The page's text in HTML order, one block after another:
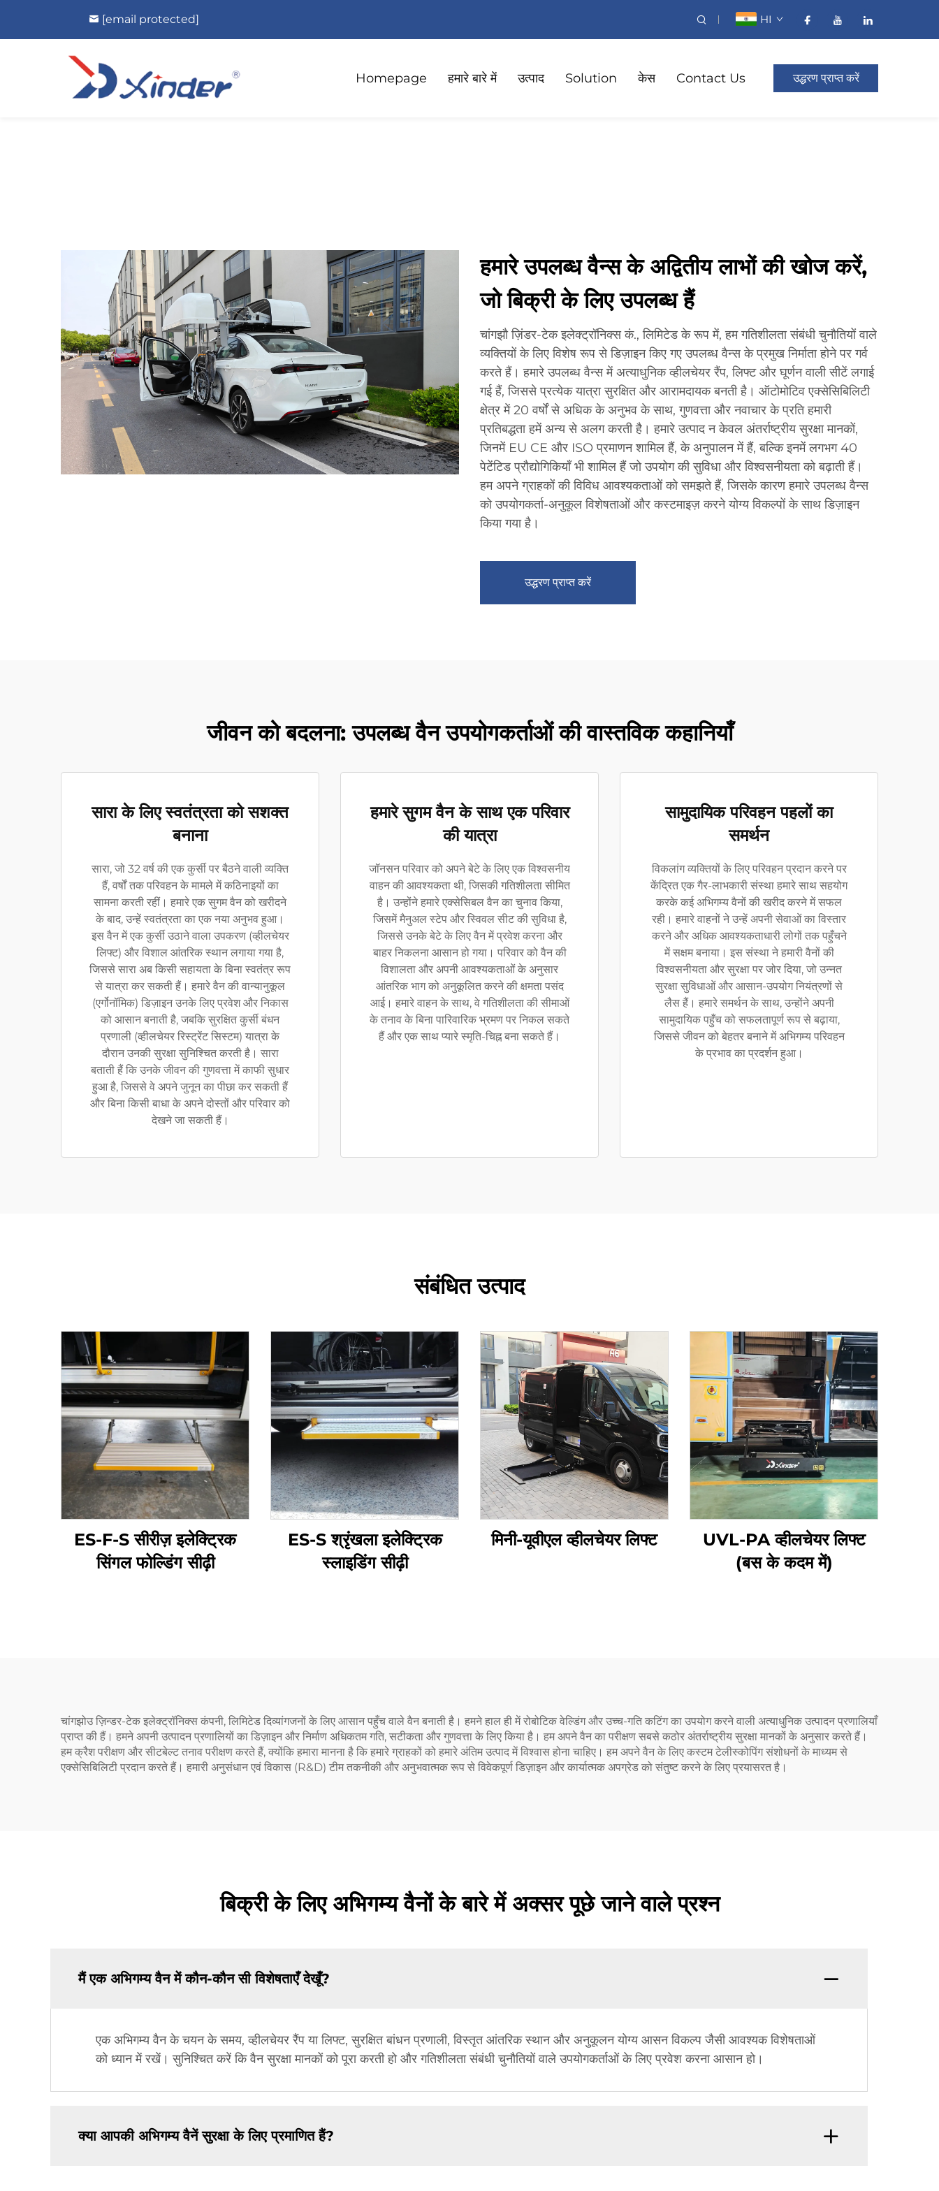
[email protected] HI
Homepage हमारे बारे में उत्पाद Solution केस Contact Us उद्धरण प्राप्त करें
हमारे उपलब्ध वैन्स के अद्वितीय लाभों की खोज करें,
जो बिक्री के लिए उपलब्ध हैं
चांगझौ ज़िंडर-टेक इलेक्ट्रॉनिक्स कं., लिमिटेड के रूप में, हम गतिशीलता संबंधी चुनौतियों वाले
व्यक्तियों के लिए विशेष रूप से डिज़ाइन किए गए उपलब्ध वैन्स के प्रमुख निर्माता होने पर गर्व
करते हैं। हमारे उपलब्ध वैन्स में अत्याधुनिक व्हीलचेयर रैंप, लिफ्ट और घूर्णन वाली सीटें लगाई
गई हैं, जिससे प्रत्येक यात्रा सुरक्षित और आरामदायक बनती है। ऑटोमोटिव एक्सेसिबिलिटी
क्षेत्र में 20 वर्षों से अधिक के अनुभव के साथ, गुणवत्ता और नवाचार के प्रति हमारी
प्रतिबद्धता हमें अन्य से अलग करती है। हमारे उत्पाद न केवल अंतर्राष्ट्रीय सुरक्षा मानकों,
जिनमें EU CE और ISO प्रमाणन शामिल हैं, के अनुपालन में हैं, बल्कि इनमें लगभग 40
पेटेंटिड प्रौद्योगिकियाँ भी शामिल हैं जो उपयोग की सुविधा और विश्वसनीयता को बढ़ाती हैं।
हम अपने ग्राहकों की विविध आवश्यकताओं को समझते हैं, जिसके कारण हमारे उपलब्ध वैन्स
को उपयोगकर्ता-अनुकूल विशेषताओं और कस्टमाइज़ करने योग्य विकल्पों के साथ डिज़ाइन
किया गया है।
उद्धरण प्राप्त करें
जीवन को बदलना: उपलब्ध वैन उपयोगकर्ताओं की वास्तविक कहानियाँ
सारा के लिए स्वतंत्रता को सशक्त
बनाना
सारा, जो 32 वर्ष की एक कुर्सी पर बैठने वाली व्यक्ति
हैं, वर्षों तक परिवहन के मामले में कठिनाइयों का
सामना करती रहीं। हमारे एक सुगम वैन को खरीदने
के बाद, उन्हें स्वतंत्रता का एक नया अनुभव हुआ।
इस वैन में एक कुर्सी उठाने वाला उपकरण (व्हीलचेयर
लिफ्ट) और विशाल आंतरिक स्थान लगाया गया है,
जिससे सारा अब किसी सहायता के बिना स्वतंत्र रूप
से यात्रा कर सकती हैं। हमारे वैन की वान्यानुकूल
(एर्गोनॉमिक) डिज़ाइन उनके लिए प्रवेश और निकास
को आसान बनाती है, जबकि सुरक्षित कुर्सी बंधन
प्रणाली (व्हीलचेयर रिस्ट्रेंट सिस्टम) यात्रा के
दौरान उनकी सुरक्षा सुनिश्चित करती है। सारा
बताती हैं कि उनके जीवन की गुणवत्ता में काफी सुधार
हुआ है, जिससे वे अपने जुनून का पीछा कर सकती हैं
और बिना किसी बाधा के अपने दोस्तों और परिवार को
देखने जा सकती हैं।
हमारे सुगम वैन के साथ एक परिवार
की यात्रा
जॉनसन परिवार को अपने बेटे के लिए एक विश्वसनीय
वाहन की आवश्यकता थी, जिसकी गतिशीलता सीमित
है। उन्होंने हमारे एक्सेसिबल वैन का चुनाव किया,
जिसमें मैनुअल स्टेप और स्विवल सीट की सुविधा है,
जिससे उनके बेटे के लिए वैन में प्रवेश करना और
बाहर निकलना आसान हो गया। परिवार को वैन की
विशालता और अपनी आवश्यकताओं के अनुसार
आंतरिक भाग को अनुकूलित करने की क्षमता पसंद
आई। हमारे वाहन के साथ, वे गतिशीलता की सीमाओं
के तनाव के बिना पारिवारिक भ्रमण पर निकल सकते
हैं और एक साथ प्यारे स्मृति-चिह्न बना सकते हैं।
सामुदायिक परिवहन पहलों का
समर्थन
विकलांग व्यक्तियों के लिए परिवहन प्रदान करने पर
केंद्रित एक गैर-लाभकारी संस्था हमारे साथ सहयोग
करके कई अभिगम्य वैनों की खरीद करने में सफल
रही। हमारे वाहनों ने उन्हें अपनी सेवाओं का विस्तार
करने और अधिक आवश्यकताधारी लोगों तक पहुँचने
में सक्षम बनाया। इस संस्था ने हमारी वैनों की
विश्वसनीयता और सुरक्षा पर जोर दिया, जो उन्नत
सुरक्षा सुविधाओं और आसान-उपयोग नियंत्रणों से
लैस हैं। हमारे समर्थन के साथ, उन्होंने अपनी
सामुदायिक पहुँच को सफलतापूर्ण रूप से बढ़ाया,
जिससे जीवन को बेहतर बनाने में अभिगम्य परिवहन
के प्रभाव का प्रदर्शन हुआ।
संबंधित उत्पाद
ES-F-S सीरीज़ इलेक्ट्रिक
सिंगल फोल्डिंग सीढ़ी
ES-S श्रृंखला इलेक्ट्रिक
स्लाइडिंग सीढ़ी
मिनी-यूवीएल व्हीलचेयर लिफ्ट
UVL-PA व्हीलचेयर लिफ्ट
(बस के कदम में)
चांगझोउ ज़िन्डर-टेक इलेक्ट्रॉनिक्स कंपनी, लिमिटेड दिव्यांगजनों के लिए आसान पहुँच वाले वैन बनाती है। हमने हाल ही में रोबोटिक वेल्डिंग और उच्च-गति कटिंग का उपयोग करने वाली अत्याधुनिक उत्पादन प्रणालियाँ
प्राप्त की हैं। हमने अपनी उत्पादन प्रणालियों का डिज़ाइन और निर्माण अधिकतम गति, सटीकता और गुणवत्ता के लिए किया है। हम अपने वैन का परीक्षण सबसे कठोर अंतर्राष्ट्रीय सुरक्षा मानकों के अनुसार करते हैं।
हम क्रैश परीक्षण और सीटबेल्ट तनाव परीक्षण करते हैं, क्योंकि हमारा मानना है कि हमारे ग्राहकों को हमारे अंतिम उत्पाद में विश्वास होना चाहिए। हम अपने वैन के लिए कस्टम टेलीस्कोपिंग संशोधनों के माध्यम से
एक्सेसिबिलिटी प्रदान करते हैं। हमारी अनुसंधान एवं विकास (R&D) टीम तकनीकी और अनुभवात्मक रूप से विवेकपूर्ण डिज़ाइन और कार्यात्मक अपग्रेड को संतुष्ट करने के लिए प्रयासरत है।
बिक्री के लिए अभिगम्य वैनों के बारे में अक्सर पूछे जाने वाले प्रश्न
मैं एक अभिगम्य वैन में कौन-कौन सी विशेषताएँ देखूँ?
एक अभिगम्य वैन के चयन के समय, व्हीलचेयर रैंप या लिफ्ट, सुरक्षित बांधन प्रणाली, विस्तृत आंतरिक स्थान और अनुकूलन योग्य आसन विकल्प जैसी आवश्यक विशेषताओं
को ध्यान में रखें। सुनिश्चित करें कि वैन सुरक्षा मानकों को पूरा करती हो और गतिशीलता संबंधी चुनौतियों वाले उपयोगकर्ताओं के लिए प्रवेश करना आसान हो।
क्या आपकी अभिगम्य वैनें सुरक्षा के लिए प्रमाणित हैं?